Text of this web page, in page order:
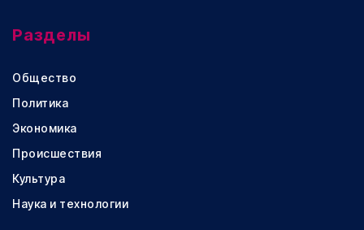
Разделы
Общество
Политика
Экономика
Происшествия
Культура
Наука и технологии